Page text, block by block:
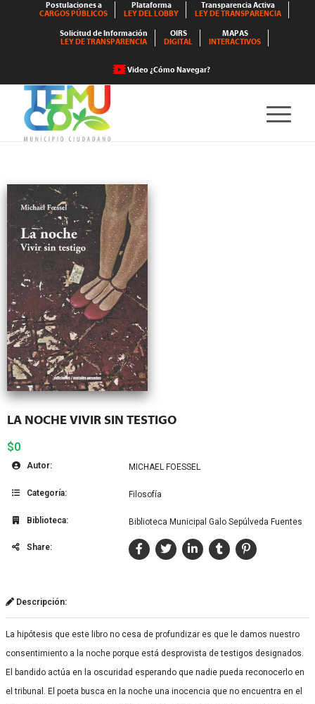
Postulaciones a
CARGOS PÚBLICOS
Plataforma
LEY DEL LOBBY
Transparencia Activa
LEY DE TRANSPARENCIA
Solicitud de Información
LEY DE TRANSPARENCIA
OIRS
DIGITAL
MAPAS
INTERACTIVOS
Video ¿Cómo Navegar?
LA NOCHE VIVIR SIN TESTIGO
$0
Autor: MICHAEL FOESSEL
Categoría: Filosofía
Biblioteca: Biblioteca Municipal Galo Sepúlveda Fuentes
Share:
Descripción:
La hipótesis que este libro no cesa de profundizar es que le damos nuestro
consentimiento a la noche porque está desprovista de testigos designados.
El bandido actúa en la oscuridad esperando que nadie pueda reconocerlo en
el tribunal. El poeta busca en la noche una inocencia que no encuentra en el